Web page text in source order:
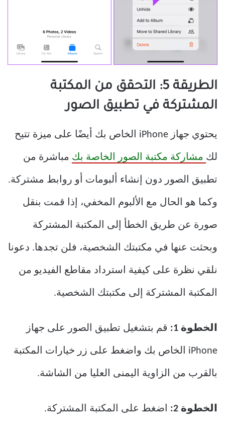
الطريقة 5: التحقق من المكتبة
المشتركة في تطبيق الصور
يحتوي جهاز iPhone الخاص بك أيضًا على ميزة تتيح
لك مشاركة مكتبة الصور الخاصة بك مباشرة من
تطبيق الصور دون إنشاء ألبومات أو روابط مشتركة.
وكما هو الحال مع الألبوم المخفي، إذا قمت بنقل
صورة عن طريق الخطأ إلى المكتبة المشتركة
وبحثت عنها في مكتبتك الشخصية، فلن تجدها. دعونا
نلقي نظرة على كيفية استرداد مقاطع الفيديو من
المكتبة المشتركة إلى مكتبتك الشخصية.
الخطوة 1: قم بتشغيل تطبيق الصور على جهاز
iPhone الخاص بك واضغط على زر خيارات المكتبة
بالقرب من الزاوية اليمنى العليا من الشاشة.
الخطوة 2: اضغط على المكتبة المشتركة.